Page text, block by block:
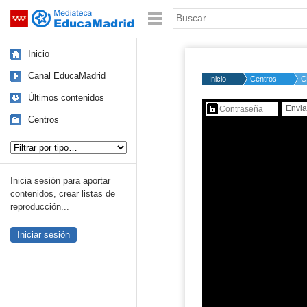
Saltar navegación Palabra o frase:
Inicio
Canal EducaMadrid
Últimos contenidos
Centros
Inicia sesión para aportar
contenidos, crear listas de
reproducción...
Iniciar sesión
Inicio Centros
Contenido protegido…